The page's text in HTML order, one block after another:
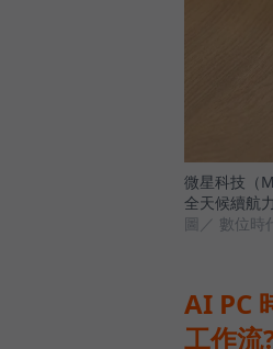
微星科技（
全天候續航
圖／ 數位時
AI PC
工作流